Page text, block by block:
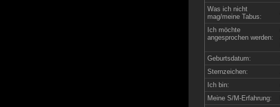
Was ich nicht
mag/meine Tabus:
Ich möchte
angesprochen werden:
Geburtsdatum:
Sternzeichen:
Ich bin:
Meine S/M-Erfahrung: